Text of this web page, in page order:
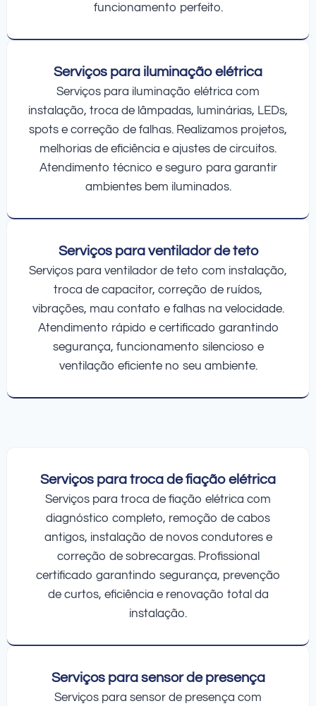
funcionamento perfeito.
Serviços para iluminação elétrica
Serviços para iluminação elétrica com
instalação, troca de lâmpadas, luminárias, LEDs,
spots e correção de falhas. Realizamos projetos,
melhorias de eficiência e ajustes de circuitos.
Atendimento técnico e seguro para garantir
ambientes bem iluminados.
Serviços para ventilador de teto
Serviços para ventilador de teto com instalação,
troca de capacitor, correção de ruídos,
vibrações, mau contato e falhas na velocidade.
Atendimento rápido e certificado garantindo
segurança, funcionamento silencioso e
ventilação eficiente no seu ambiente.
Serviços para troca de fiação elétrica
Serviços para troca de fiação elétrica com
diagnóstico completo, remoção de cabos
antigos, instalação de novos condutores e
correção de sobrecargas. Profissional
certificado garantindo segurança, prevenção
de curtos, eficiência e renovação total da
instalação.
Serviços para sensor de presença
Serviços para sensor de presença com